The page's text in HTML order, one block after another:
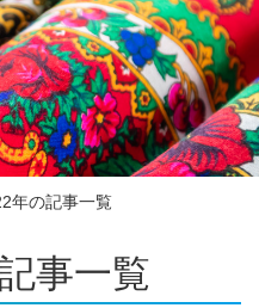
年の記事一覧
事一覧